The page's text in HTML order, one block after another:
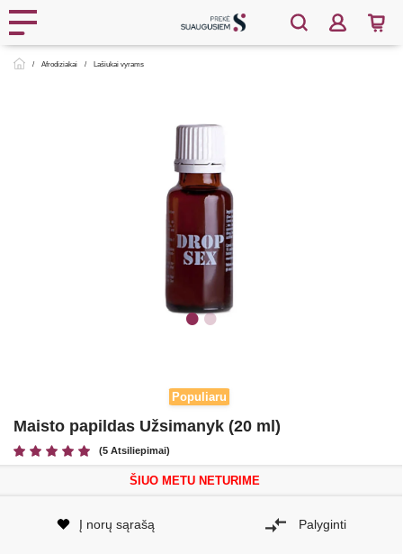
Afrodiziakai Lašiukai vyrams
Populiaru
Maisto papildas Užsimanyk (20 ml)
(5 Atsiliepimai)
ŠIUO METU NETURIME
Į norų sąrašą Palyginti